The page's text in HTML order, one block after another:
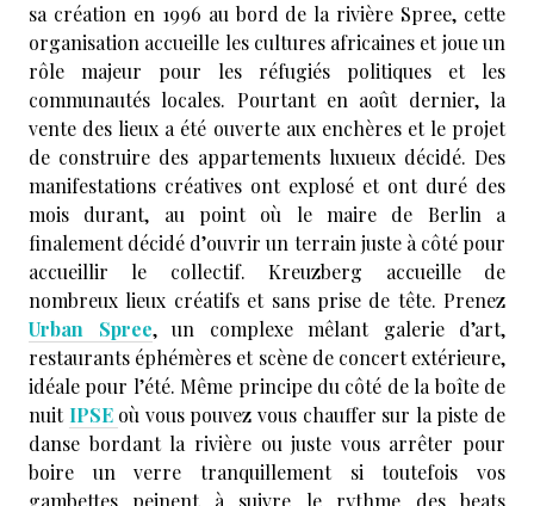
sa création en 1996 au bord de la rivière Spree, cette
organisation accueille les cultures africaines et joue un
rôle majeur pour les réfugiés politiques et les
communautés locales. Pourtant en août dernier, la
vente des lieux a été ouverte aux enchères et le projet
de construire des appartements luxueux décidé. Des
manifestations créatives ont explosé et ont duré des
mois durant, au point où le maire de Berlin a
finalement décidé d’ouvrir un terrain juste à côté pour
accueillir le collectif. Kreuzberg accueille de
nombreux lieux créatifs et sans prise de tête. Prenez
Urban Spree, un complexe mêlant galerie d’art,
restaurants éphémères et scène de concert extérieure,
idéale pour l’été. Même principe du côté de la boîte de
nuit IPSE où vous pouvez vous chauffer sur la piste de
danse bordant la rivière ou juste vous arrêter pour
boire un verre tranquillement si toutefois vos
gambettes peinent à suivre le rythme des beats